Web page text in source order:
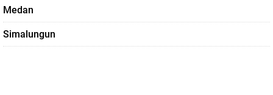
Medan
Simalungun